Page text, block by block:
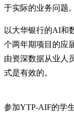
于实际的业务问题
以大华银行的AI和
个两年期项目的应
由资深数据从业人
式是有效的。
参加YTP-AIF的学